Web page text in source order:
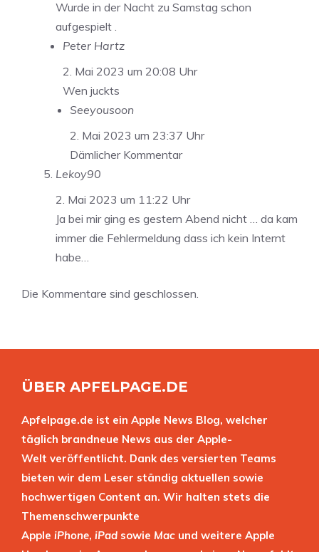
Wurde in der Nacht zu Samstag schon
aufgespielt .
Peter Hartz
2. Mai 2023 um 20:08 Uhr
Wen juckts
Seeyousoon
2. Mai 2023 um 23:37 Uhr
Dämlicher Kommentar
Lekoy90
2. Mai 2023 um 11:22 Uhr
Ja bei mir ging es gestern Abend nicht … da kam
immer die Fehlermeldung dass ich kein Internt
habe…
Die Kommentare sind geschlossen.
ÜBER APFELPAGE.DE
Apfelpage.de ist ein Apple News Blog, welcher
täglich brandneue News aus der Apple-
Welt veröffentlicht. Dank des versierten Teams
bieten wir dem Leser ständig aktuellen sowie
hochwertigen Content an. Wir halten stets die
Themenschwerpunkte
Apple iPhone, iPad sowie Mac und weitere Apple